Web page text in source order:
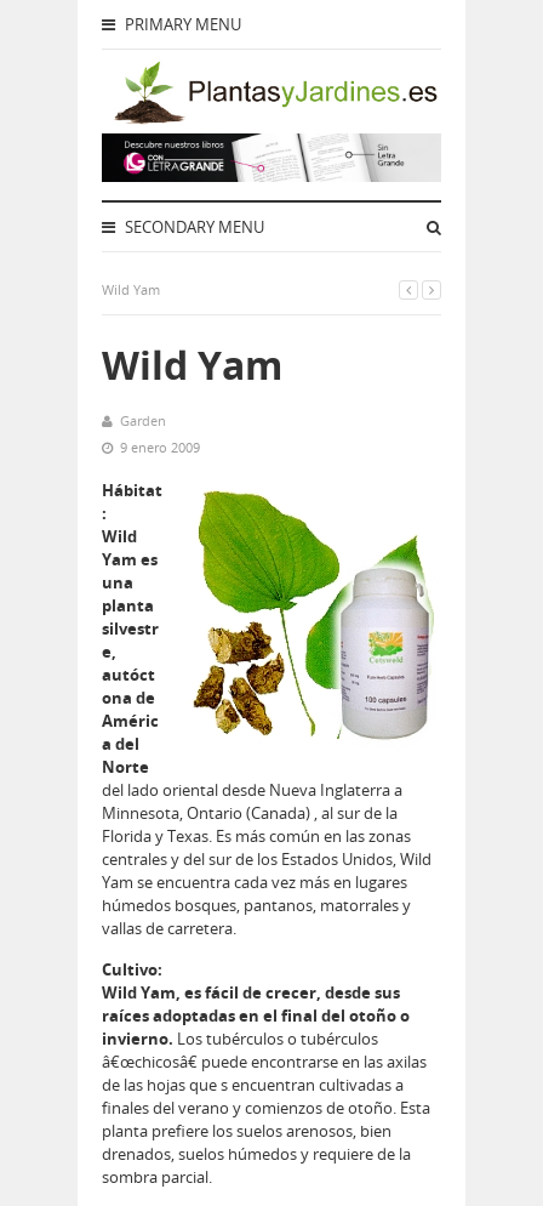
PRIMARY MENU
SECONDARY MENU
Wild Yam
Wild Yam
Garden
9 enero 2009
Hábitat
:
Wild
Yam es
una
planta
silvestr
e,
autóct
ona de
Améric
a del
Norte
del lado oriental desde Nueva Inglaterra a
Minnesota, Ontario (Canada) , al sur de la
Florida y Texas. Es más común en las zonas
centrales y del sur de los Estados Unidos, Wild
Yam se encuentra cada vez más en lugares
húmedos bosques, pantanos, matorrales y
vallas de carretera.
Cultivo:
Wild Yam, es fácil de crecer, desde sus
raíces adoptadas en el final del otoño o
invierno. Los tubérculos o tubérculos
â€œchicosâ€ puede encontrarse en las axilas
de las hojas que s encuentran cultivadas a
finales del verano y comienzos de otoño. Esta
planta prefiere los suelos arenosos, bien
drenados, suelos húmedos y requiere de la
sombra parcial.